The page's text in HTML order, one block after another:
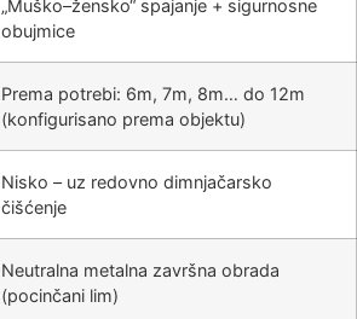
„Muško–žensko“ spajanje + sigurnosne
obujmice
Prema potrebi: 6m, 7m, 8m… do 12m
(konfigurisano prema objektu)
Nisko – uz redovno dimnjačarsko
čišćenje
Neutralna metalna završna obrada
(pocinčani lim)